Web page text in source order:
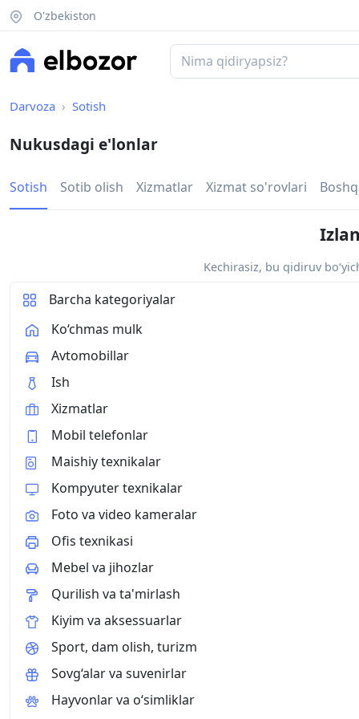
O'zbekiston
Darvoza Sotish
Nukusdagi e'lonlar
Sotish Sotib olish Xizmatlar Xizmat so'rovlari
Kechirasiz, bu qidiruv
Barcha kategoriyalar
Ko‘chmas mulk
Avtomobillar
Ish
Xizmatlar
Mobil telefonlar
Maishiy texnikalar
Kompyuter texnikalar
Foto va video kameralar
Ofis texnikasi
Mebel va jihozlar
Qurilish va ta'mirlash
Kiyim va aksessuarlar
Sport, dam olish, turizm
Sovg‘alar va suvenirlar
Hayvonlar va o‘simliklar